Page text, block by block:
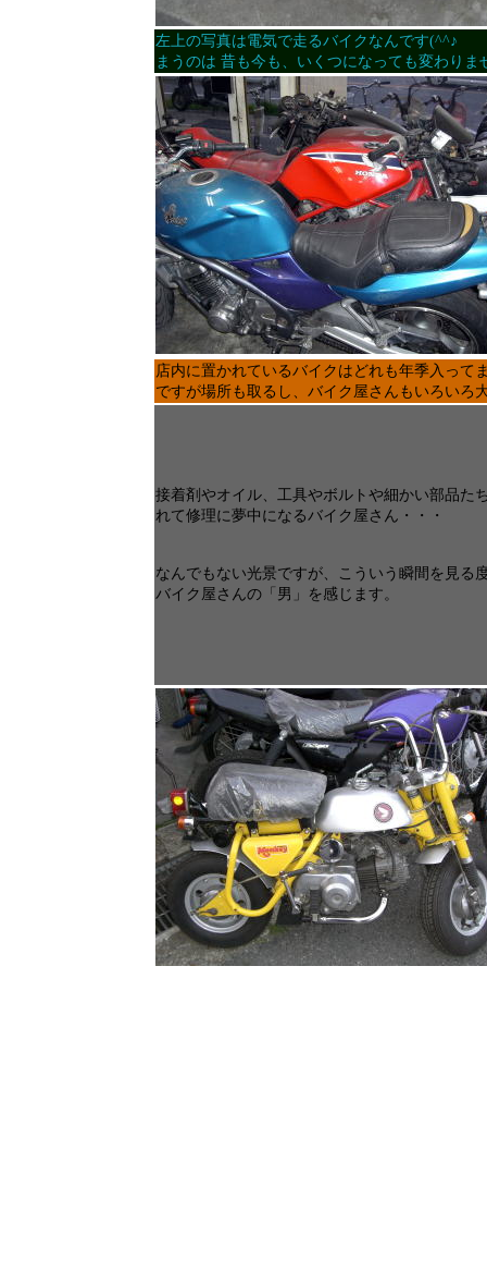
左上の写真は電気で走るバイクなんです(^^♪
まうのは 昔も今も、いくつになっても変わりま
店内に置かれているバイクはどれも年季入っ
ですが場所も取るし、バイク屋さんもいろいろ
接着剤やオイル、工具やボルトや細かい部品た
れて修理に夢中になるバイク屋さん・・・
なんでもない光景ですが、こういう瞬間を見る
バイク屋さんの「男」を感じます。